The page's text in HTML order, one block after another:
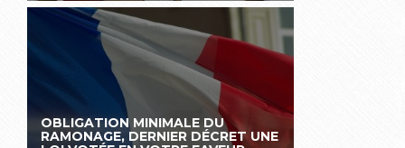
OBLIGATION MINIMALE DU
RAMONAGE, DERNIER DÉCRET UNE